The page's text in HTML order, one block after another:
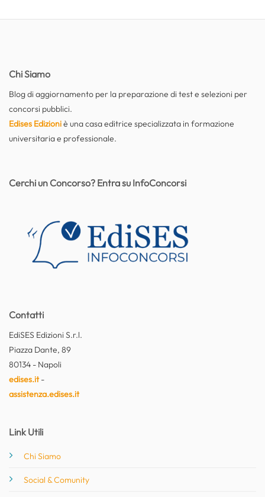
Chi Siamo
Blog di aggiornamento per la preparazione di test e selezioni per
concorsi pubblici.
Edises Edizioniè una casa editrice specializzata in formazione
universitaria e professionale.
Contatti
EdiSES Edizioni S.r.l.
Piazza Dante, 89
80134 - Napoli
edises.it-
assistenza.edises.it
Link Utili
Chi Siamo
Social & Comunity
Cerchi un Concorso? Entra su InfoConcorsi